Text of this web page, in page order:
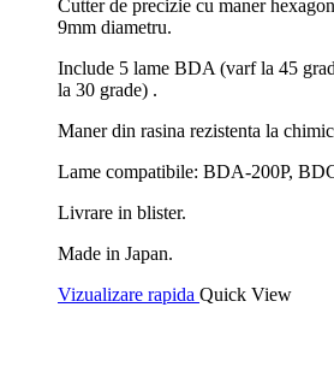
Cutter de precizie cu maner
9mm diametru.
Include 5 lame BDA (varf la 45
la 30 grade) .
Maner din rasina rezistenta la
Lame compatibile: BDA-200P,
Livrare in blister.
Made in Japan.
Vizualizare rapida Quick View